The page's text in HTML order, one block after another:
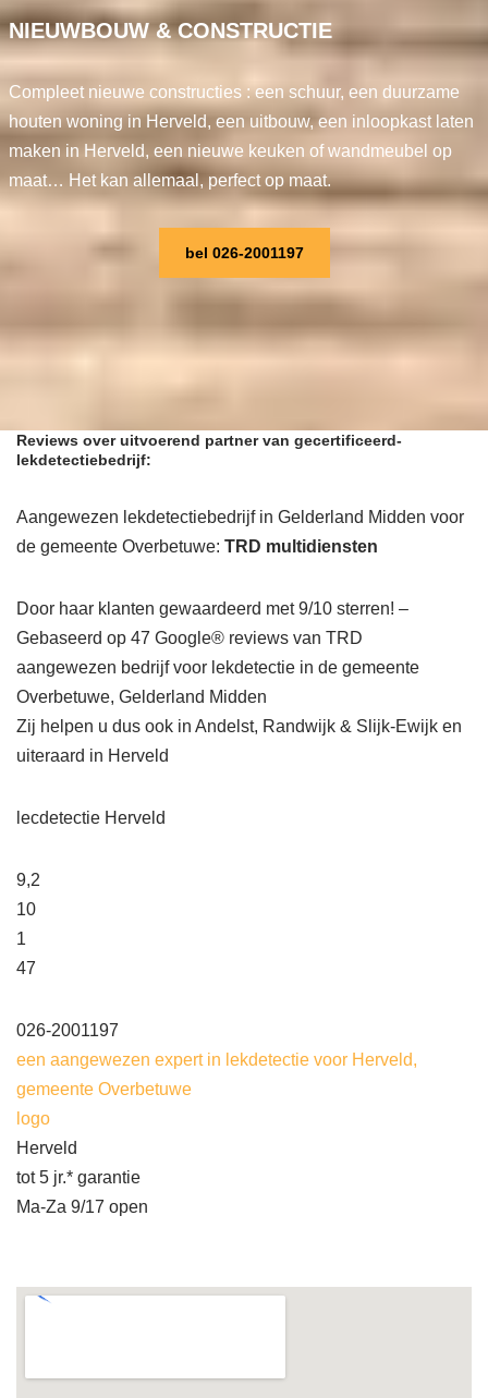
NIEUWBOUW & CONSTRUCTIE
Compleet nieuwe constructies : een schuur, een duurzame
houten woning in Herveld, een uitbouw, een inloopkast laten
maken in Herveld, een nieuwe keuken of wandmeubel op
maat… Het kan allemaal, perfect op maat.
bel 026-2001197
Reviews over uitvoerend partner van gecertificeerd-
lekdetectiebedrijf:
Aangewezen lekdetectiebedrijf in Gelderland Midden voor
de gemeente Overbetuwe: TRD multidiensten
Door haar klanten gewaardeerd met 9/10 sterren! –
Gebaseerd op 47 Google® reviews van TRD
aangewezen bedrijf voor lekdetectie in de gemeente
Overbetuwe, Gelderland Midden
Zij helpen u dus ook in Andelst, Randwijk & Slijk-Ewijk en
uiteraard in Herveld
lecdetectie Herveld
9,2
10
1
47
026-2001197
een aangewezen expert in lekdetectie voor Herveld,
gemeente Overbetuwe
logo
Herveld
tot 5 jr.* garantie
Ma-Za 9/17 open